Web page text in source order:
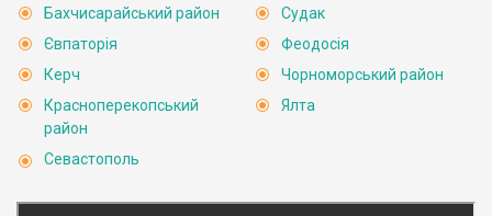
Бахчисарайський район
Євпаторія
Керч
Красноперекопський
район
Севастополь
Судак
Феодосія
Чорноморський район
Ялта